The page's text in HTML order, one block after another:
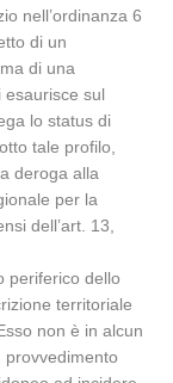
nell’ordinanza 6
di un
di una
esaurisce sul
lo status di
tale profilo,
deroga alla
per la
dell’art. 13,
periferico dello
territoriale
non è in alcun
provvedimento